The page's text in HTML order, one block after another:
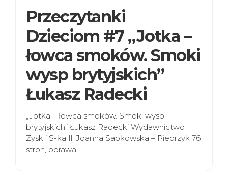
Przeczytanki
Dzieciom #7 „Jotka –
łowca smoków. Smoki
wysp brytyjskich”
Łukasz Radecki
„Jotka – łowca smoków. Smoki wysp
brytyjskich” Łukasz Radecki Wydawnictwo
Zysk i S-ka Il. Joanna Sapkowska – Pieprzyk 76
stron, oprawa…